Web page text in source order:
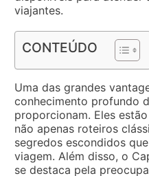
viajantes.
CONTEÚDO
Uma das grandes
conhecimento profundo
proporcionam. Eles
não apenas roteiros
segredos escondidos
viagem. Além disso, o
se destaca pela